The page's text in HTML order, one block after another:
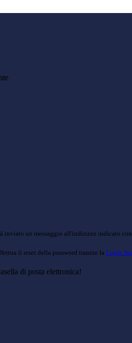
inviato un messaggio all'indirizzo indicato
il reset della password tramite la Login
di posta elettronica!